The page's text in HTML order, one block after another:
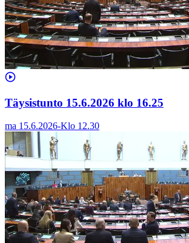
Täysistunto 15.6.2026 klo 16.25
ma 15.6.2026-Klo 12.30